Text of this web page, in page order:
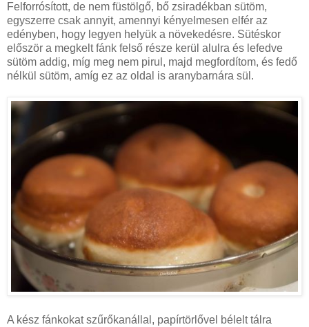
Felforrósított, de nem füstölgő, bő zsiradékban sütöm,
egyszerre csak annyit, amennyi kényelmesen elfér az
edényben, hogy legyen helyük a növekedésre. Sütéskor
először a megkelt fánk felső része kerül alulra és lefedve
sütöm addig, míg meg nem pirul, majd megfordítom, és fedő
nélkül sütöm, amíg ez az oldal is aranybarnára sül.
A kész fánkokat szűrőkanállal, papírtörlővel bélelt tálra